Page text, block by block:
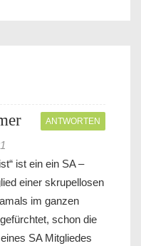
ANTWORTEN
ist ein ein SA –
einer skrupellosen
im ganzen
schon die
SA Mitgliedes